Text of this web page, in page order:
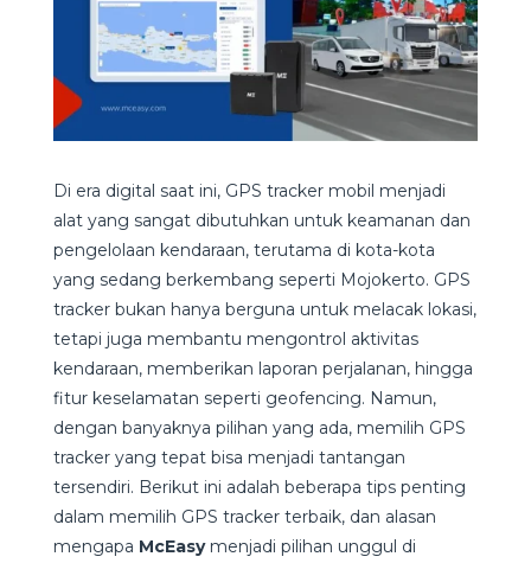
Di era digital saat ini, GPS tracker mobil menjadi
alat yang sangat dibutuhkan untuk keamanan dan
pengelolaan kendaraan, terutama di kota-kota
yang sedang berkembang seperti Mojokerto. GPS
tracker bukan hanya berguna untuk melacak lokasi,
tetapi juga membantu mengontrol aktivitas
kendaraan, memberikan laporan perjalanan, hingga
fitur keselamatan seperti geofencing. Namun,
dengan banyaknya pilihan yang ada, memilih GPS
tracker yang tepat bisa menjadi tantangan
tersendiri. Berikut ini adalah beberapa tips penting
dalam memilih GPS tracker terbaik, dan alasan
mengapa McEasymenjadi pilihan unggul di